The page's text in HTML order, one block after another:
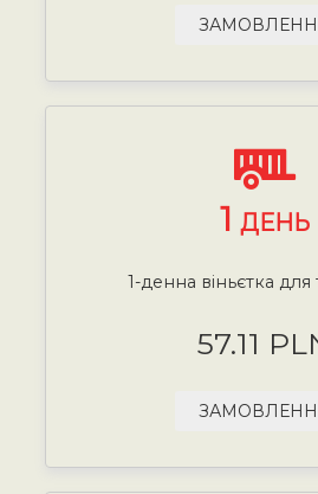
1 ДЕНЬ
1-денна віньєтка
57.11